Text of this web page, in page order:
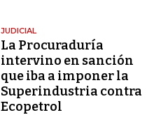
JUDICIAL
La Procuraduría
intervino en sanción
que iba a imponer la
Superindustria contra
Ecopetrol